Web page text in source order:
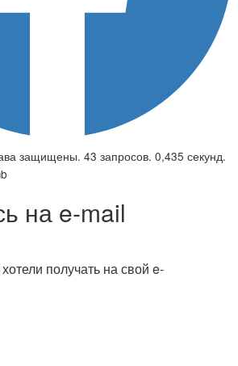
защищены. 43 запросов. 0,435 секунд.
на e-mail
получать на свой e-